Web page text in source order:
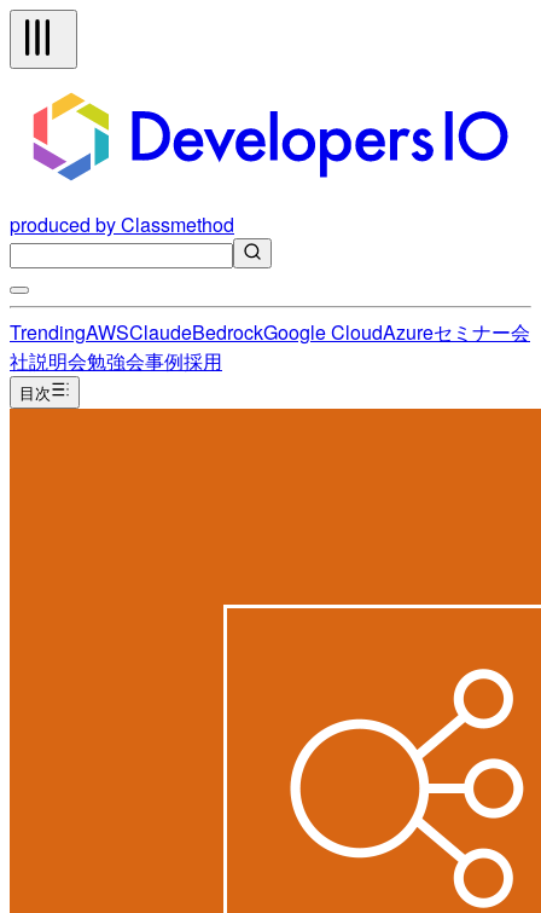
produced by Classmethod
TrendingAWSClaudeBedrockGoogle CloudAzureセミナー会
社説明会勉強会事例採用
目次